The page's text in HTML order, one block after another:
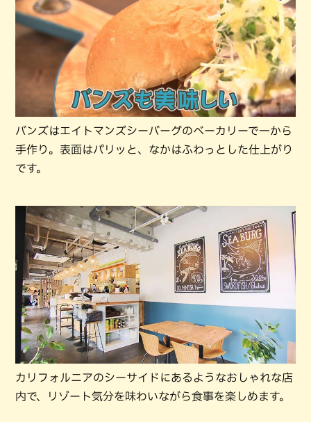
バンズはエイトマンズシーバーグのベーカリーで一から
手作り。表面はパリッと、なかはふわっとした仕上がり
です。
カリフォルニアのシーサイドにあるようなおしゃれな店
内で、リゾート気分を味わいながら食事を楽しめます。